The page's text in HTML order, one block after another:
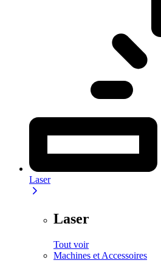
Laser
Laser
Tout voir
Machines et Accessoires